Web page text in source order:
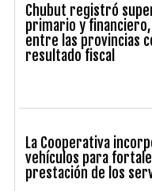
Chubut registró
primario y financiero,
entre las provincias
resultado fiscal
La Cooperativa
vehículos para
prestación de los